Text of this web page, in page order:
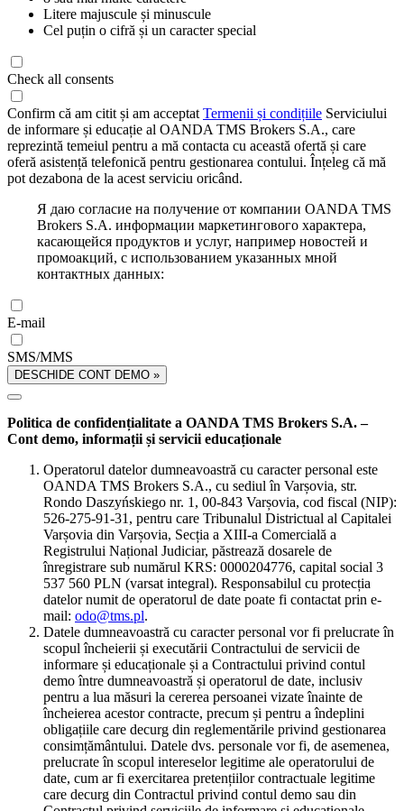
Litere majuscule și minuscule
Cel puțin o cifră și un caracter special
Check all consents
Confirm că am citit și am acceptat Termenii și condițiile Serviciului
de informare și educație al OANDA TMS Brokers S.A., care
reprezintă temeiul pentru a mă contacta cu această ofertă și care
oferă asistență telefonică pentru gestionarea contului. Înțeleg că mă
pot dezabona de la acest serviciu oricând.
Я даю согласие на получение от компании OANDA TMS
Brokers S.A. информации маркетингового характера,
касающейся продуктов и услуг, например новостей и
промоакций, с использованием указанных мной
контактных данных:
E-mail
SMS/MMS
DESCHIDE CONT DEMO »
Politica de confidențialitate a OANDA TMS Brokers S.A. –
Cont demo, informații și servicii educaționale
Operatorul datelor dumneavoastră cu caracter personal este
OANDA TMS Brokers S.A., cu sediul în Varșovia, str.
Rondo Daszyńskiego nr. 1, 00-843 Varșovia, cod fiscal (NIP):
526-275-91-31, pentru care Tribunalul Districtual al Capitalei
Varșovia din Varșovia, Secția a XIII-a Comercială a
Registrului Național Judiciar, păstrează dosarele de
înregistrare sub numărul KRS: 0000204776, capital social 3
537 560 PLN (varsat integral). Responsabilul cu protecția
datelor numit de operatorul de date poate fi contactat prin e-
mail: odo@tms.pl.
Datele dumneavoastră cu caracter personal vor fi prelucrate în
scopul încheierii și executării Contractului de servicii de
informare și educaționale și a Contractului privind contul
demo între dumneavoastră și operatorul de date, inclusiv
pentru a lua măsuri la cererea persoanei vizate înainte de
încheierea acestor contracte, precum și pentru a îndeplini
obligațiile care decurg din reglementările privind gestionarea
consimțământului. Datele dvs. personale vor fi, de asemenea,
prelucrate în scopul intereselor legitime ale operatorului de
date, cum ar fi exercitarea pretențiilor contractuale legitime
care decurg din Contractul privind contul demo sau din